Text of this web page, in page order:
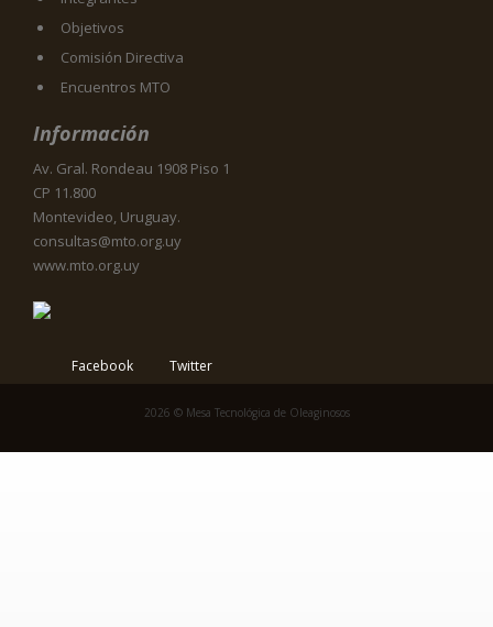
Objetivos
Comisión Directiva
Encuentros MTO
Información
Av. Gral. Rondeau 1908 Piso 1
CP 11.800
Montevideo, Uruguay.
consultas@mto.org.uy
www.mto.org.uy
Facebook Twitter
2026 © Mesa Tecnológica de Oleaginosos